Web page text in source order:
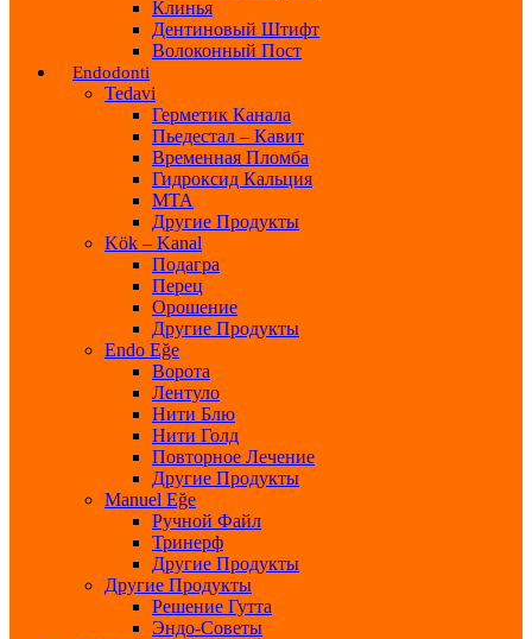
Клинья
Дентиновый Штифт
Волоконный Пост
Endodonti
Tedavi
Герметик Канала
Пьедестал – Кавит
Временная Пломба
Гидроксид Кальция
МТА
Другие Продукты
Kök – Kanal
Подагра
Перец
Орошение
Другие Продукты
Endo Eğe
Ворота
Лентуло
Нити Блю
Нити Голд
Повторное Лечение
Другие Продукты
Manuel Eğe
Ручной Файл
Тринерф
Другие Продукты
Другие Продукты
Решение Гутта
Эндо-Советы